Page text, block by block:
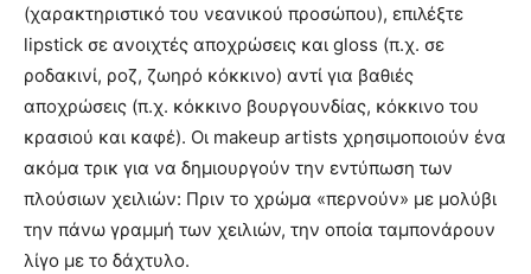
(χαρακτηριστικό του νεανικού προσώπου), επιλέξτε
lipstick σε ανοιχτές αποχρώσεις και gloss (π.χ. σε
ροδακινί, ροζ, ζωηρό κόκκινο) αντί για βαθιές
αποχρώσεις (π.χ. κόκκινο βουργουνδίας, κόκκινο του
κρασιού και καφέ). Οι makeup artists χρησιμοποιούν ένα
ακόμα τρικ για να δημιουργούν την εντύπωση των
πλούσιων χειλιών: Πριν το χρώμα «περνούν» με μολύβι
την πάνω γραμμή των χειλιών, την οποία ταμπονάρουν
λίγο με το δάχτυλο.